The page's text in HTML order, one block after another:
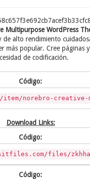
Multipurpose WordPress
alto rendimiento
más popular. Cree
de codificación.
Código:
norebro-creative-
Download Links:
Código:
files/
Código: